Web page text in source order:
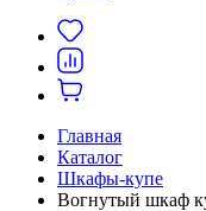
Главная
Каталог
Шкафы-купе
Вогнутый шкаф